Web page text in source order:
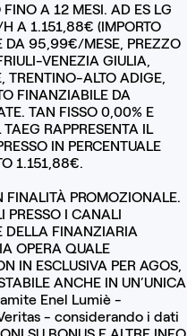
A 12 MESI. AD ES LG
A 1.151,88€ (IMPORTO
DA 95,99€/MESE, PREZZO
VENEZIA GIULIA,
TRENTINO-ALTO ADIGE,
FINANZIABILE DA
TAN FISSO 0,00% E
RAPPRESENTA IL
IN PERCENTUALE
1.151,88€.
FINALITÀ PROMOZIONALE.
PRESSO I CANALI
DELLA FINANZIARIA
OPERA QUALE
IN ESCLUSIVA PER AGOS,
ANCHE IN UN’UNICA
Enel Lumiè -
- considerando i dati